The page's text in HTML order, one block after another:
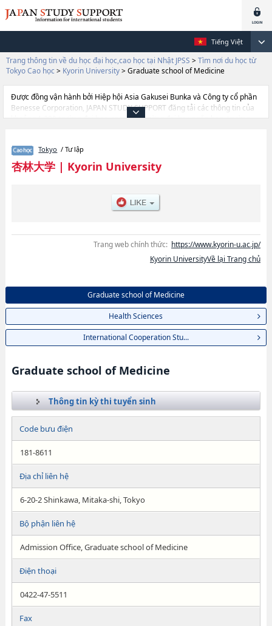
Tiếng Việt
Trang thông tin về du học đại học,cao học tại Nhật JPSS > Tìm nơi du học từ
Tokyo Cao học > Kyorin University> Graduate school of Medicine
Được đồng vận hành bởi Hiệp hội Asia Gakusei Bunka và Công ty cổ phần
Benesse Corporation, JAPAN STUDY SUPPORT đăng tải các thông tin của
khoảng 1.300 trường đại học, cao học, trường đại học ngắn hạn, trường
thiết dành cho du học sinh, như là về các Graduate school of
MedicinehoặcHealth ScienceshoặcInternational Cooperation Studies,
thông tin về từng khoa nghiên cứu, thông tin liên quan đến thi tuyển như
Tokyo / Tư lập
杏林大学| Kyorin University
Trang web chính thức: https://www.kyorin-u.ac.jp/
Kyorin UniversityVề lại Trang chủ
Graduate school of Medicine
Health Sciences
International Cooperation Stu...
Graduate school of Medicine
Thông tin kỳ thi tuyển sinh
Code bưu điện
181-8611
Địa chỉ liên hệ
6-20-2 Shinkawa, Mitaka-shi, Tokyo
Bộ phận liên hệ
Admission Office, Graduate school of Medicine
Điện thoại
0422-47-5511
Fax